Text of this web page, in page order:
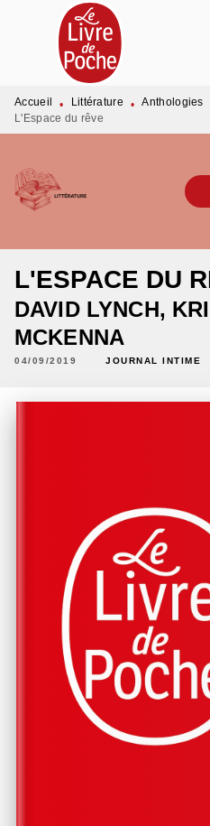
MENU RECHERCHE
PIED DE PAGE
Accueil • Littérature • Anthologies
L'Espace du rêve
L'ESPACE DU
DAVID LYNCH,
MCKENNA
04/09/2019 JOURNAL INTIME